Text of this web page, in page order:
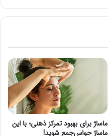
ماساژ برای بهبود تمرکز ذهنی؛ با این
ماساژ حواس‌جمع شوید!